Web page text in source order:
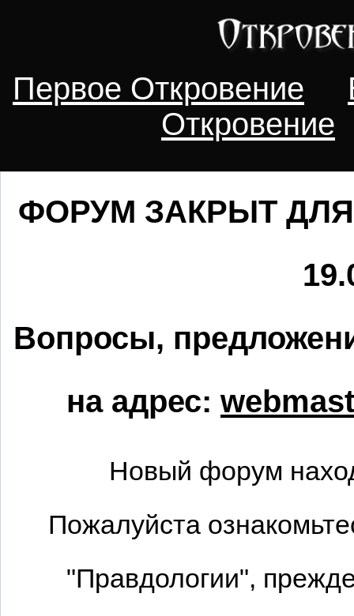
Первое Откровение
Откровение
ФОРУМ ЗАКРЫТ
Вопросы,
на адрес:
Новый форум
Пожалуйста
"Правдологии",